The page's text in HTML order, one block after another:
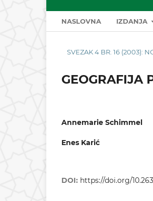
NASLOVNA IZDANJA
SVEZAK 4 BR. 16 (2003):
GEOGRAFIJA
Annemarie Schimmel
Enes Karić
DOI: https://doi.org/